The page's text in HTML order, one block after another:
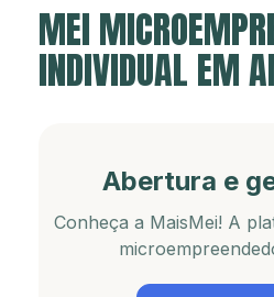
MEI
INDIVIDUAL EM
Abertura e
Conheça a MaisMei! A